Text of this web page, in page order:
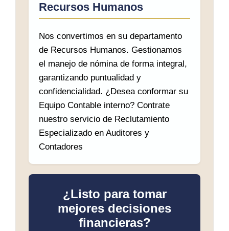
Recursos Humanos
Nos convertimos en su departamento
de Recursos Humanos. Gestionamos
el manejo de nómina de forma integral,
garantizando puntualidad y
confidencialidad. ¿Desea conformar su
Equipo Contable interno? Contrate
nuestro servicio de Reclutamiento
Especializado en Auditores y
Contadores
¿Listo para tomar
mejores decisiones
financieras?